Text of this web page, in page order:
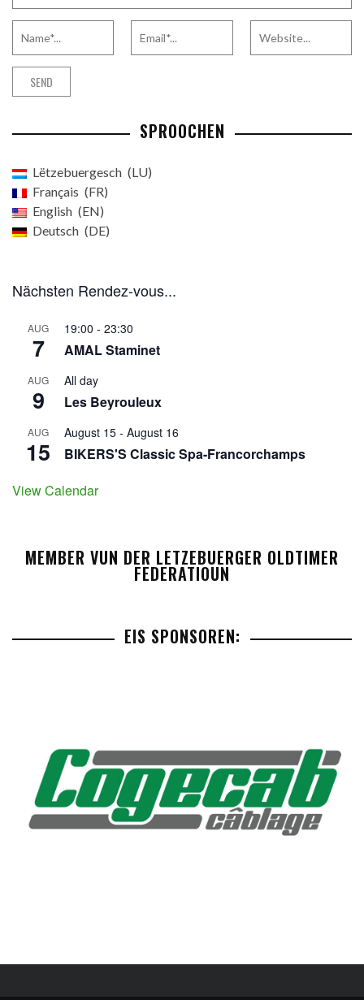
SPROOCHEN
Lëtzebuergesch
LU
Français
FR
English
EN
Deutsch
DE
Nächsten Rendez-vous...
AUG
7
19:00 - 23:30
AMAL Staminet
AUG
9
All day
Les Beyrouleux
AUG
15
August 15 - August 16
BIKERS'S Classic Spa-Francorchamps
View Calendar
MEMBER VUN DER LETZEBUERGER OLDTIMER
FEDERATIOUN
EIS SPONSOREN: